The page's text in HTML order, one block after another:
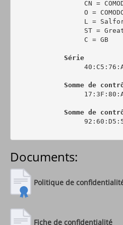
CN =
O =
L =
ST =
                 C = GB
Série
Somme de
Somme de
Documents:
Politique de
Fiche de confidentialité